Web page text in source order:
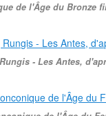
de l'Âge du Bronze
- Les Antes,